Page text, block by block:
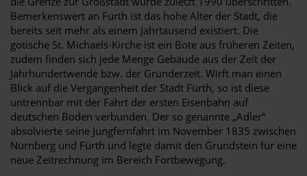
Bemerkenswert an Fürth ist das hohe Alter der Stadt, die
bereits seit mehr als einem Jahrtausend existiert. Die
gotische St. Michaels-Kirche ist ein Bote aus früheren Zeiten,
zudem finden sich jede Menge Gebäude aus der Zeit der
Jahrhundertwende bzw. der Gründerzeit. Wirft man einen
Blick auf die Vergangenheit der Stadt Fürth, so ist diese
untrennbar mit der Fahrt der ersten Eisenbahn auf
deutschen Boden verbunden. Der so genannte „Adler“
absolvierte seine Jungfernfahrt im November 1835 zwischen
Nürnberg und Fürth und legte damit den Grundstein für eine
neue Zeitrechnung im Bereich Fortbewegung.